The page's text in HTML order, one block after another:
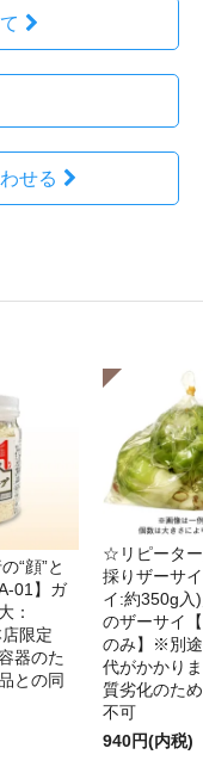
せる
“顔”と
01】ガ
：
限定
器のた
との同
☆リピータ
採りザーサ
イ:約350g入
のザーサイ
のみ】※別
代がかかり
質劣化のた
不可
940円(内税)